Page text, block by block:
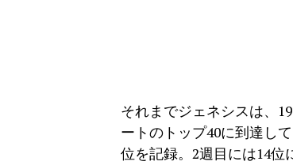
それまでジェネシスは、
ートのトップ40に到達し
位を記録。2週目には14